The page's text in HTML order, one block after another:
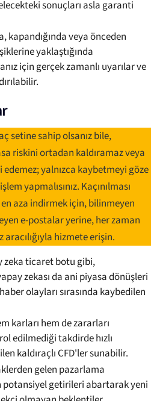
sonuçları asla garanti
kapandığında veya önceden
yaklaştığında
için gerçek zamanlı uyarılar ve
setine sahip olsanız bile,
riskini ortadan kaldıramaz veya
yalnızca kaybetmeyi göze
yapmalısınız. Kaçınılması
aza indirmek için, bilinmeyen
e-postalar yerine, her zaman
hizmete erişin.
zeka ticaret botu gibi,
zekası da ani piyasa dönüşleri
olayları sırasında kaybedilen
karları hem de zararları
edilmediği takdirde hızlı
kaldıraçlı CFD'ler sunabilir.
gelen pazarlama
getirileri abartarak yeni